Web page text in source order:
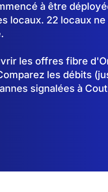
à être
locaux. 22 locaux
les offres fibre
les débits
signalées à